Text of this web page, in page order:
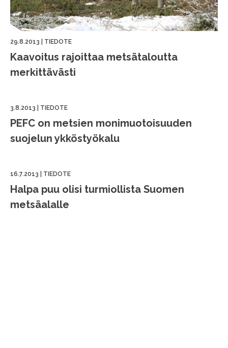
29.8.2013 TIEDOTE
Kaavoitus rajoittaa metsätaloutta
merkittävästi
3.8.2013 TIEDOTE
PEFC on metsien monimuotoisuuden
suojelun ykköstyökalu
16.7.2013 TIEDOTE
Halpa puu olisi turmiollista Suomen
metsäalalle